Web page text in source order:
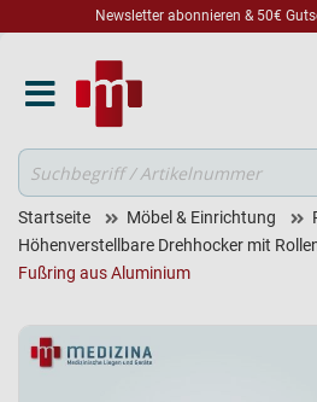
Newsletter abonnieren & 50€
Suche
Startseite Möbel & Einrichtung
Höhenverstellbare Drehhocker mit
Fußring aus Aluminium